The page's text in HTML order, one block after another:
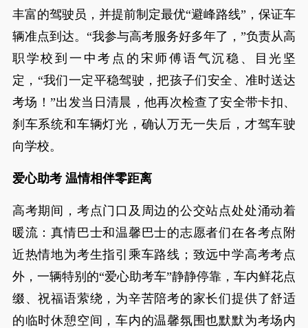
丰富的驾驶员，并提前制定最优“避峰路线”，保证车
辆准点到达。“我参与高考服务好多年了，”负责从高
职学校到一中考点的宋师傅语气沉稳、目光坚
定，“我们一定平稳驾驶，把孩子们安全、准时送达
考场！”出发当日清晨，他再次检查了安全带卡扣、
刹车系统和车辆灯光，确认万无一失后，才驾车驶
向学校。
爱心助考 温情相伴零距离
高考期间，考点门口及周边的公交站点处处涌动着
暖流：真情巴士和温馨巴士的志愿者们在各考点附
近热情地为考生指引乘车路线；致远中学高考考点
外，一辆特别的“爱心助考车”静静停靠，车内鲜花点
缀、祝福语萦绕，为辛苦陪考的家长们提供了舒适
的临时休憩空间，车内的温馨氛围也默默为考场内